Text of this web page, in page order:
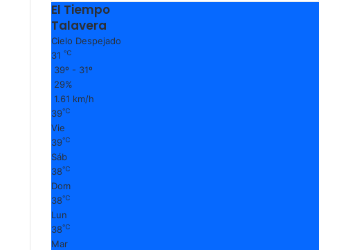
El Tiempo
Talavera
Cielo Despejado
31℃
39º - 31º
29%
1.61 km/h
39℃
Vie
39℃
Sáb
38℃
Dom
38℃
Lun
38℃
Mar